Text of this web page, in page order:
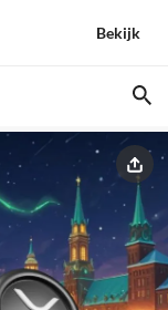
Bekijk